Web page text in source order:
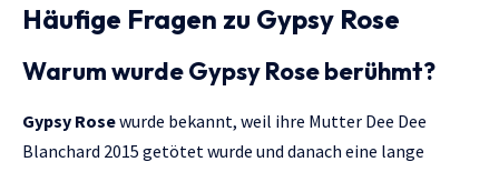
Häufige Fragen zu Gypsy Rose
Warum wurde Gypsy Rose berühmt?
Gypsy Rosewurde bekannt, weil ihre Mutter Dee Dee
Blanchard 2015 getötet wurde und danach eine lange